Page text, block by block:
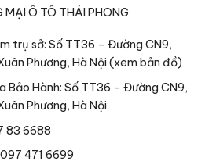
Ô TÔ THÁI PHONG
trụ sở: Số TT36 – Đường CN9,
Phương, Hà Nội (xem bản đồ)
Bảo Hành: Số TT36 – Đường CN9,
Phương, Hà Nội
83 6688
471 6699